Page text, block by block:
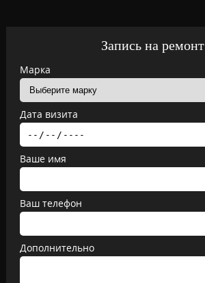
Запись на ремонт
Марка
Дата визита
Ваше имя
Ваш телефон
Дополнительно